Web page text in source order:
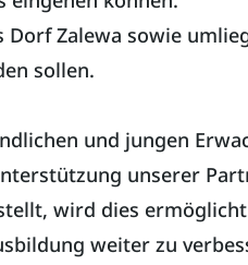
Zalewa sowie
sollen.
und jungen
unserer
wird dies
weiter zu